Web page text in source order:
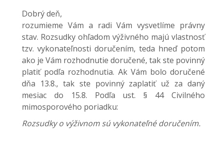
Dobrý deň,
rozumieme Vám a radi Vám vysvetlíme právny
stav. Rozsudky ohľadom výživného majú vlastnosť
tzv. vykonateľnosti doručením, teda hneď potom
ako je Vám rozhodnutie doručené, tak ste povinný
platiť podľa rozhodnutia. Ak Vám bolo doručené
dňa 13.8., tak ste povinný zaplatiť už za daný
mesiac do 15.8. Podľa ust. § 44 Civilného
mimosporového poriadku:
Rozsudky o výživnom sú vykonateľné doručením.